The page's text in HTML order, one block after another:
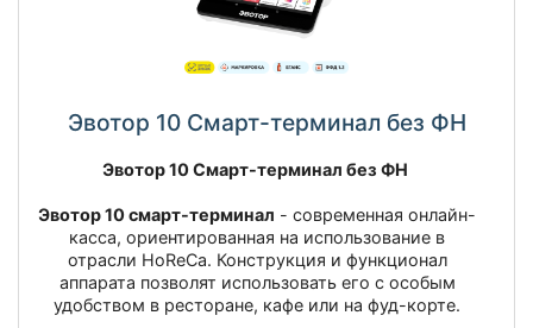
Эвотор 10 Смарт-терминал без ФН
Эвотор 10 Смарт-терминал без ФН
Эвотор 10 смарт-терминал - современная онлайн-
касса, ориентированная на использование в
отрасли HoReCа. Конструкция и функционал
аппарата позволят использовать его с особым
удобством в ресторане, кафе или на фуд-корте.